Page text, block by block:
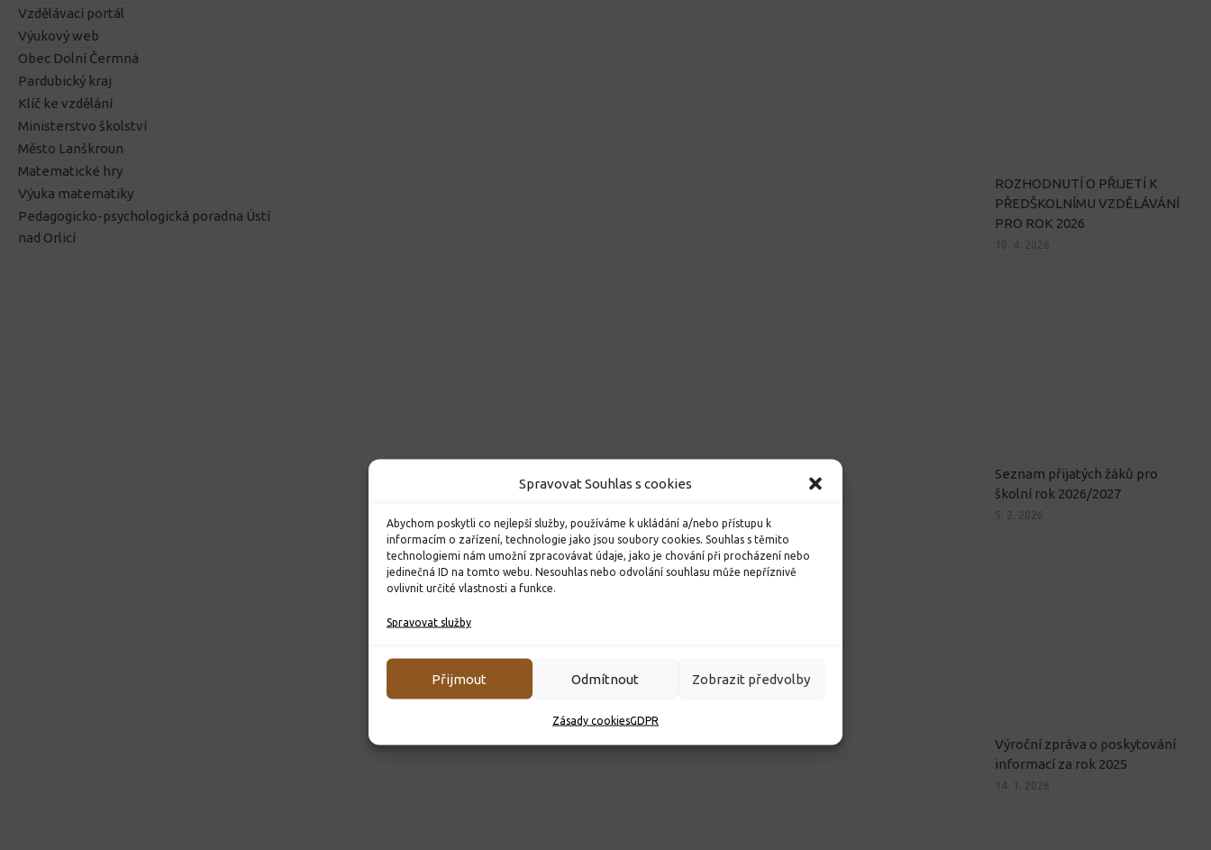
Spravovat Souhlas s cookies
Abychom poskytli co nejlepší služby, používáme k ukládání a/nebo přístupu k
informacím o zařízení, technologie jako jsou soubory cookies. Souhlas s těmito
technologiemi nám umožní zpracovávat údaje, jako je chování při procházení nebo
jedinečná ID na tomto webu. Nesouhlas nebo odvolání souhlasu může nepříznivě
ovlivnit určité vlastnosti a funkce.
Spravovat služby
Přijmout Odmítnout Zobrazit předvolby
Zásady cookiesGDPR
Vzdělávací portál
Výukový web
Obec Dolní Čermná
Pardubický kraj
Klíč ke vzdělání
Ministerstvo školství
Město Lanškroun
Matematické hry
Výuka matematiky
Pedagogicko-psychologická poradna Ústí
nad Orlicí
ROZHODNUTÍ O PŘIJETÍ K
PŘEDŠKOLNÍMU VZDĚLÁVÁNÍ
PRO ROK 2026
10. 4. 2026
Seznam přijatých žáků pro
školní rok 2026/2027
5. 2. 2026
Výroční zpráva o poskytování
informací za rok 2025
14. 1. 2026